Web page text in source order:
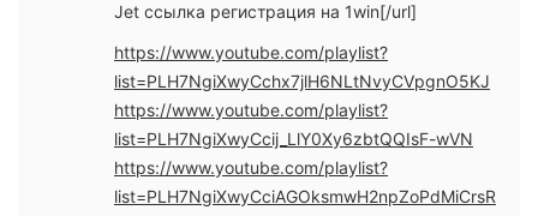
Jet ссылка регистрация на 1win[/url]
https://www.youtube.com/playlist?
list=PLH7NgiXwyCchx7jlH6NLtNvyCVpgnO5KJ
https://www.youtube.com/playlist?
list=PLH7NgiXwyCcij_LlY0Xy6zbtQQIsF-wVN
https://www.youtube.com/playlist?
list=PLH7NgiXwyCciAGOksmwH2npZoPdMiCrsR